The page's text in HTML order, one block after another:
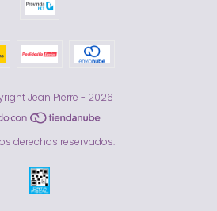
Jean Pierre - 2026
derechos reservados.